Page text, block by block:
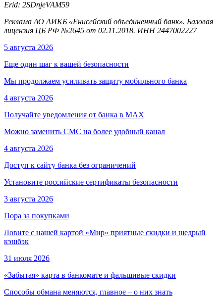
Erid: 2SDnjeVAM59
Реклама АО АИКБ «Енисейский объединенный банк». Базовая
лицензия ЦБ РФ №2645 от 02.11.2018. ИНН 2447002227
5 августа 2026
Еще один шаг к вашей безопасности
Мы продолжаем усиливать защиту мобильного банка
4 августа 2026
Получайте уведомления от банка в МАХ
Можно заменить СМС на более удобный канал
4 августа 2026
Доступ к сайту банка без ограничений
Установите российские сертификаты безопасности
3 августа 2026
Пора за покупками
Ловите с нашей картой «Мир» приятные скидки и щедрый
кэшбэк
31 июля 2026
«Забытая» карта в банкомате и фальшивые скидки
Способы обмана меняются, главное – о них знать